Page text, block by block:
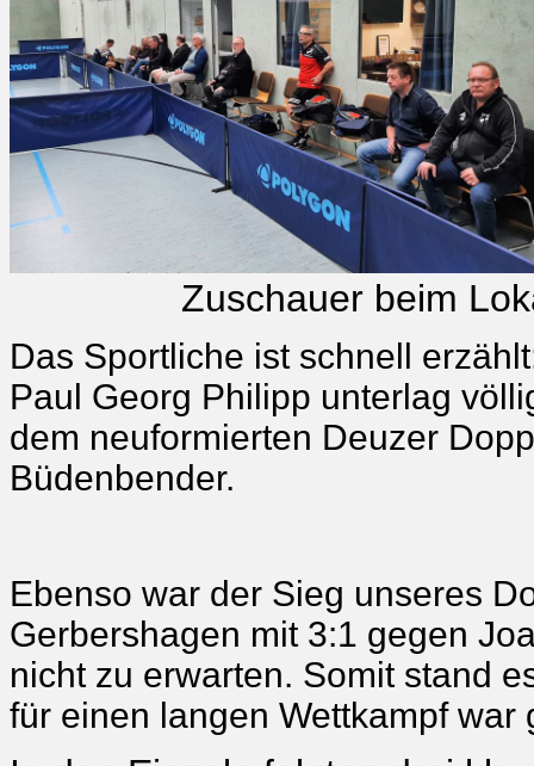
Zuschauer beim
Das Sportliche ist schnell
Paul Georg Philipp unterlag
dem neuformierten Deuzer
Büdenbender.
Ebenso war der Sieg unseres
Gerbershagen mit 3:1 gegen
nicht zu erwarten. Somit stand
für einen langen Wettkampf war